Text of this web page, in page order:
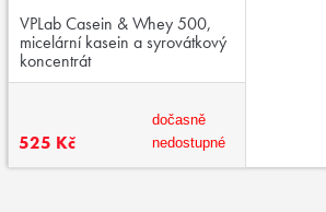
VPLab Casein & Whey 500,
micelární kasein a syrovátkový
koncentrát
525 Kč
dočasně
nedostupné